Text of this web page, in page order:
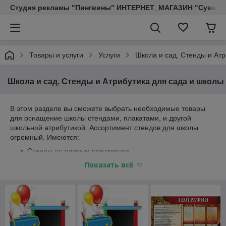
Студия рекламы "Пингвины" ИНТЕРНЕТ_МАГАЗИН
Товары и услуги Услуги Школа и сад. Стенды и
Школа и сад. Стенды и Атрибутика для сада и школы
В этом разделе вы сможете выбрать необходимые товары
для оснащение школы стендами, плакатами, и другой
школьной атрибутикой. Ассортимент стендов для школы
огромный. Имеются:
Стенды по разным предметам
Стенды-инструкции
другие
А также мы производим всю необходимую атрибутику для
школы:
Показать всё